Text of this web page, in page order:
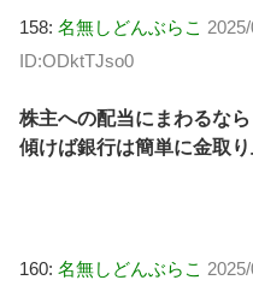
158: 名無しどんぶらこ
ID:ODktTJso0
株主への配当にまわるな
傾けば銀行は簡単に金取
160: 名無しどんぶらこ